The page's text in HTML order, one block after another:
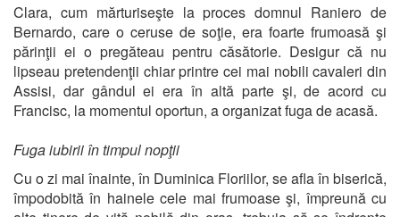
Clara, cum mărturiseşte la proces domnul Raniero de
Bernardo, care o ceruse de soţie, era foarte frumoasă şi
părinţii ei o pregăteau pentru căsătorie. Desigur că nu
lipseau pretendenţii chiar printre cei mai nobili cavaleri din
Assisi, dar gândul ei era în altă parte şi, de acord cu
Francisc, la momentul oportun, a organizat fuga de acasă.
Fuga iubirii în timpul nopţii
Cu o zi mai înainte, în Duminica Floriilor, se afla în biserică,
împodobită în hainele cele mai frumoase şi, împreună cu